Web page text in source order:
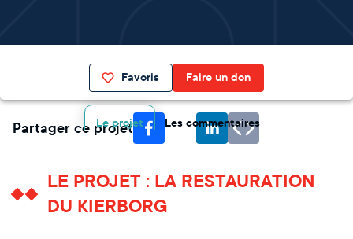
Favoris Faire un don
Le projet Les commentaires
Partager ce projet
LE PROJET : LA RESTAURATION
DU KIERBORG